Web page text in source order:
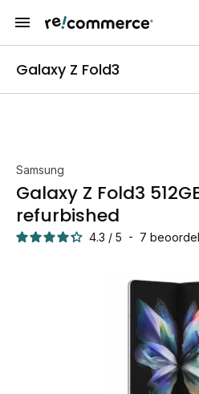
Galaxy Z Fold3
Samsung
Galaxy Z Fold3
refurbished
4.3 / 5 - 7